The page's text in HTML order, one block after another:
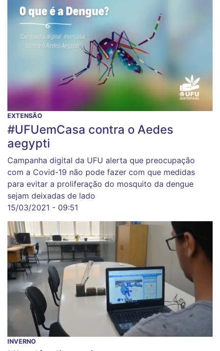
EXTENSÃO
#UFUemCasa contra o Aedes
aegypti
Campanha digital da UFU alerta que preocupação
com a Covid-19 não pode fazer com que medidas
para evitar a proliferação do mosquito da dengue
sejam deixadas de lado
15/03/2021 - 09:51
INVERNO